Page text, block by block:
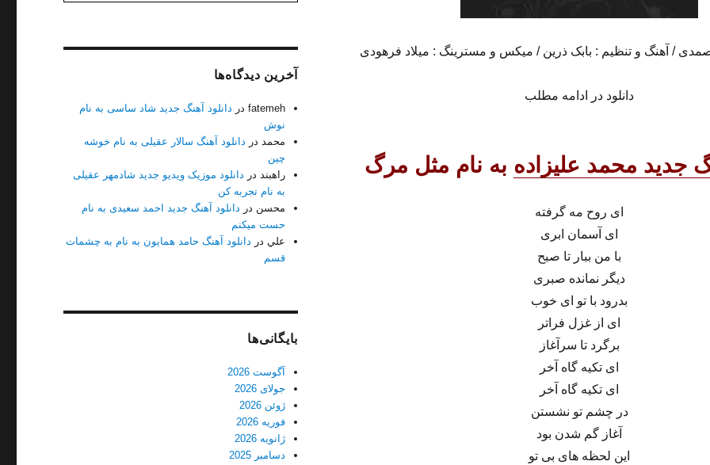
/ آهنگ و تنظیم : بابک ذرین / میکس و مسترینگ : میلاد فرهودی
دانلود در ادامه مطلب
جدید محمد علیزاده به نام مثل مرگ
ای روح مه گرفته
ای آسمان ابری
با من ببار تا صبح
دیگر نمانده صبری
بدرود با تو ای خوب
ای از غزل فراتر
برگرد تا سرآغاز
ای تکیه گاه آخر
ای تکیه گاه آخر
در چشم تو نشستن
آغاز گم شدن بود
این لحظه های بی تو
آخرین دیدگاه‌ها
fatemeh در دانلود آهنگ جدید شاد ساسی به نام
نوش
محمد در دانلود آهنگ سالار عقیلی به نام خوشه
چین
راهبند در دانلود موزیک ویدیو جدید شادمهر عقیلی
به نام تجربه کن
محسن در دانلود آهنگ جدید احمد سعیدی به نام
حست میکنم
علي در دانلود آهنگ حامد همایون به نام به چشمات
قسم
بایگانی‌ها
آگوست 2026
جولای 2026
ژوئن 2026
فوریه 2026
ژانویه 2026
دسامبر 2025